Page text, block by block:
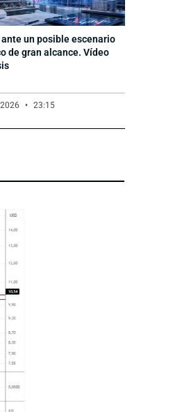
ante un posible escenario
de gran alcance. Vídeo
23:15